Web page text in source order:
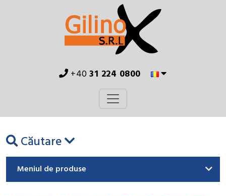
+4031 224 0800
Căutare
Meniul de produse